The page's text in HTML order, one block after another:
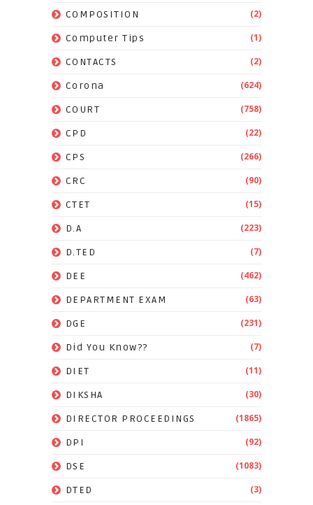
COMPOSITION (2)
Computer Tips (1)
CONTACTS (2)
Corona (624)
COURT (758)
CPD (22)
CPS (266)
CRC (90)
CTET (15)
D.A (223)
D.TED (7)
DEE (462)
DEPARTMENT EXAM (63)
DGE (231)
Did You Know?? (7)
DIET (11)
DIKSHA (30)
DIRECTOR PROCEEDINGS (1865)
DPI (92)
DSE (1083)
DTED (3)